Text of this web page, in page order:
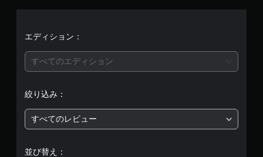
エディション：
すべてのエディション
絞り込み：
すべてのレビュー
並び替え：